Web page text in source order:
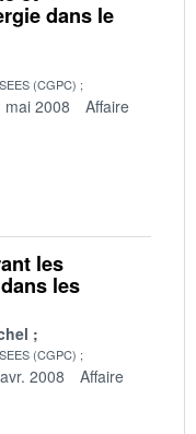
dans le
(CGPC)
mai 2008
Affaire
les
les
(CGPC)
2008
Affaire